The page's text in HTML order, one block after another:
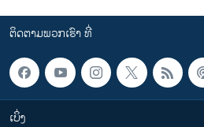
ຕິດຕາມພວກເຮົາ ທີ່
ເບິ່ງ